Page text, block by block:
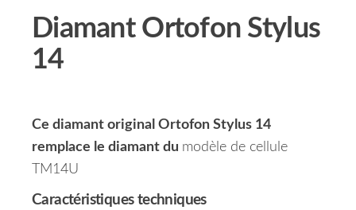
Diamant Ortofon Stylus
14
Ce diamant original Ortofon Stylus 14
remplace le diamant du modèle de cellule
TM14U
Caractéristiques techniques